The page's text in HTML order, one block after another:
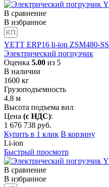
В сравнение
В избранное
YETT ERP16 li-ion ZSM480-SS
Электрический погрузчик
Оценка 5.00 из 5
В наличии
1600 кг
Грузоподъемность
4.8 м
Высота подъема вил
Цена (с НДС):
1 676 738 руб.
Купить в 1 клик В корзину
Li-ion
Быстрый просмотр
В сравнение
В избранное